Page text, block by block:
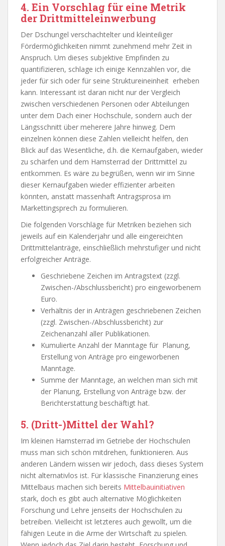
4. Ein Vorschlag für eine Metrik
der Drittmitteleinwerbung
Der Dschungel verschachtelter und kleinteiliger
Fördermöglichkeiten nimmt zunehmend mehr Zeit in
Anspruch. Um dieses subjektive Empfinden zu
quantifizieren, schlage ich einige Kennzahlen vor, die
jeder für sich oder für seine Struktureineinheit erheben
kann. Interessant ist daran nicht nur der Vergleich
zwischen verschiedenen Personen oder Abteilungen
unter dem Dach einer Hochschule, sondern auch der
Längsschnitt über meherere Jahre hinweg. Dem
einzelnen können diese Zahlen vielleicht helfen, den
Blick auf das Wesentliche, d.h. die Kernaufgaben, wieder
zu schärfen und dem Hamsterrad der Drittmittel zu
entkommen. Es wäre zu begrüßen, wenn wir im Sinne
dieser Kernaufgaben wieder effizienter arbeiten
könnten, anstatt massenhaft Antragsprosa im
Markettingsprech zu formulieren.
Die folgenden Vorschläge für Metriken beziehen sich
jeweils auf ein Kalenderjahr und alle eingereichten
Drittmittelanträge, einschließlich mehrstufiger und nicht
erfolgreicher Anträge.
Geschriebene Zeichen im Antragstext (zzgl.
Zwischen-/Abschlussbericht) pro eingeworbenem
Euro.
Verhältnis der in Anträgen geschriebenen Zeichen
(zzgl. Zwischen-/Abschlussbericht) zur
Zeichenanzahl aller Publikationen.
Kumulierte Anzahl der Manntage für Planung,
Erstellung von Anträge pro eingeworbenen
Manntage.
Summe der Manntage, an welchen man sich mit
der Planung, Erstellung von Anträge bzw. der
Berichterstattung beschäftigt hat.
5. (Dritt-)Mittel der Wahl?
Im kleinen Hamsterrad im Getriebe der Hochschulen
muss man sich schön mitdrehen, funktionieren. Aus
anderen Ländern wissen wir jedoch, dass dieses System
nicht alternativlos ist. Für klassische Finanzierung eines
Mittelbaus machen sich bereits Mittelbauinitiativen
stark, doch es gibt auch alternative Möglichkeiten
Forschung und Lehre jenseits der Hochschulen zu
betreiben. Vielleicht ist letzteres auch gewollt, um die
fähigen Leute in die Arme der Wirtschaft zu spielen.